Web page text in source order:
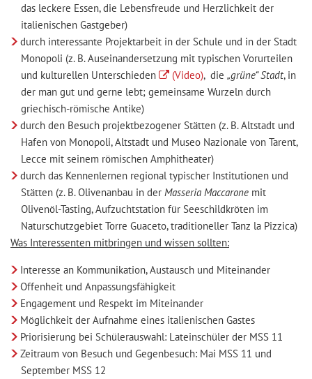
das leckere Essen, die Lebensfreude und Herzlichkeit der
italienischen Gastgeber)
durch interessante Projektarbeit in der Schule und in der Stadt
Monopoli (z. B. Auseinandersetzung mit typischen Vorurteilen
und kulturellen Unterschieden
(Video), die „grüne“ Stadt, in
der man gut und gerne lebt; gemeinsame Wurzeln durch
griechisch-römische Antike)
durch den Besuch projektbezogener Stätten (z. B. Altstadt und
Hafen von Monopoli, Altstadt und Museo Nazionale von Tarent,
Lecce mit seinem römischen Amphitheater)
durch das Kennenlernen regional typischer Institutionen und
Stätten (z. B. Olivenanbau in der Masseria Maccarone mit
Olivenöl-Tasting, Aufzuchtstation für Seeschildkröten im
Naturschutzgebiet Torre Guaceto, traditioneller Tanz la Pizzica)
Was Interessenten mitbringen und wissen sollten:
Interesse an Kommunikation, Austausch und Miteinander
Offenheit und Anpassungsfähigkeit
Engagement und Respekt im Miteinander
Möglichkeit der Aufnahme eines italienischen Gastes
Priorisierung bei Schülerauswahl: Lateinschüler der MSS 11
Zeitraum von Besuch und Gegenbesuch: Mai MSS 11 und
September MSS 12